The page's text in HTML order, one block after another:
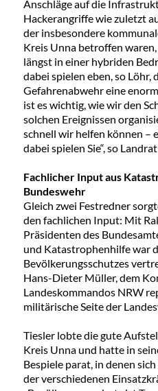
Anschläge auf die
Hackerangriffe wie zuletzt
der insbesondere
Kreis Unna betroffen
längst in einer hybriden
dabei spielen eben, so Löhr,
Gefahrenabwehr eine
ist es wichtig, wie wir den
solchen Ereignissen
schnell wir helfen können –
dabei spielen Sie“, so
Fachlicher Input aus
Bundeswehr
Gleich zwei Festredner
den fachlichen Input: Mit
Präsidenten des
und Katastrophenhilfe war
Bevölkerungsschutzes
Hans-Dieter Müller, dem
Landeskommandos NRW
militärische Seite der
Tiesler lobte die gute
Kreis Unna und hatte in
Bespiele parat, in denen
der verschiedenen